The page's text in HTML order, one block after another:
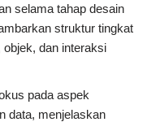
selama tahap desain
struktur tingkat
dan interaksi
pada aspek
data, menjelaskan